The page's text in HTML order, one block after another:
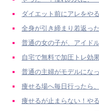
ダイエット前にアレをや
全身が引き締まり若返っ
普通の女の子が、アイド
自宅で無料で加圧トレ効
普通の主婦がモデルにな
痩せる場へ毎日行ったら
痩せるが止まらない！や